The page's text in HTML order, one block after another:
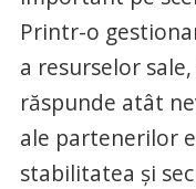
Printr-o
a resurselor
răspunde atât
ale partenerilor
stabilitatea și